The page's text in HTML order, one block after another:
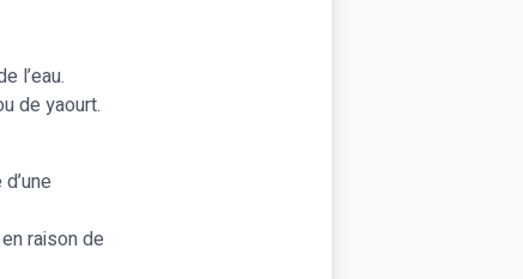
l’eau.
de yaourt.
raison de